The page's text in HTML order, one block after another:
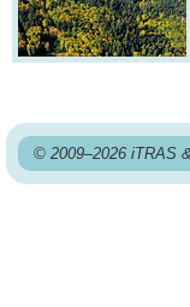
© 2009–2026 iTRAS